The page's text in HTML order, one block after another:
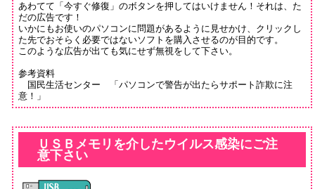
あわてて「今すぐ修復」のボタンを押してはいけません！それは、た
だの広告です！
いかにもお使いのパソコンに問題があるように見せかけ、クリックし
た先でおそらく必要ではないソフトを購入させるのが目的です。
このような広告が出ても気にせず無視をして下さい。
参考資料
国民生活センター 「パソコンで警告が出たらサポート詐欺に注
意！」
ＵＳＢメモリを介したウイルス感染にご注
意下さい